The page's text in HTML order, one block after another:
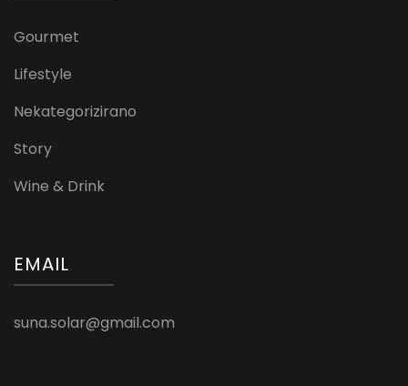
Gourmet
Lifestyle
Nekategorizirano
Story
Wine & Drink
EMAIL
suna.solar@gmail.com